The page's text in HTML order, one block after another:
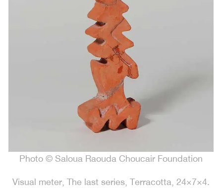
Photo © Saloua Raouda Choucair Foundation
.Visual meter, The last series, Terracotta, 24×7×4